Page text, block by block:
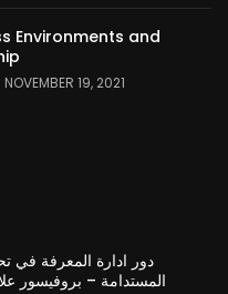
Environments and
NOVEMBER 19, 2021
دور ادارة المعرفة في
المستدامة – بروفيسور